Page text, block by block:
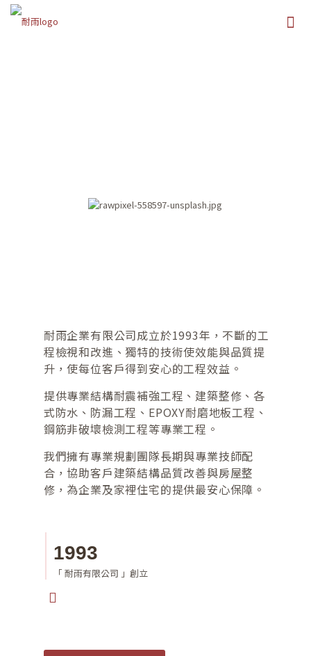
耐雨企業有限公司成立於1993年，不斷的工
程檢視和改進、獨特的技術使效能與品質提
升，使每位客戶得到安心的工程效益。
提供專業結構耐震補強工程、建築整修、各
式防水、防漏工程、 EPOXY耐磨地板工程、
鋼筋非破壞檢測工程等專業工程。
我們擁有專業規劃團隊長期與專業技師配
合，協助客戶建築結構品質改善與房屋整
修，為企業及家裡住宅的提供最安心保障。
1993
「 耐雨有限公司 」創立